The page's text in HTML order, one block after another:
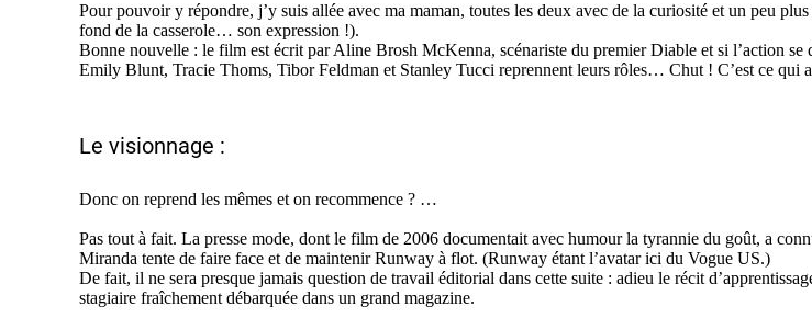
Pour pouvoir y répondre, j’y suis allée avec ma maman, toutes les deux avec de la curiosité et un peu
fond de la casserole… son expression !).
Bonne nouvelle : le film est écrit par Aline Brosh McKenna, scénariste du premier Diable et si l’action
Emily Blunt, Tracie Thoms, Tibor Feldman et Stanley Tucci reprennent leurs rôles… Chut ! C’est ce qui a
Le visionnage :
Donc on reprend les mêmes et on recommence ? …
Pas tout à fait. La presse mode, dont le film de 2006 documentait avec humour la tyrannie du goût, a
Miranda tente de faire face et de maintenir Runway à flot. (Runway étant l’avatar ici du Vogue US.)
De fait, il ne sera presque jamais question de travail éditorial dans cette suite : adieu le récit
stagiaire fraîchement débarquée dans un grand magazine.